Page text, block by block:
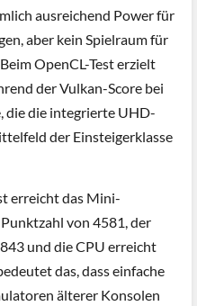
ausreichend Power für
aber kein Spielraum für
OpenCL-Test erzielt
der Vulkan-Score bei
die die integrierte UHD-
der Einsteigerklasse
erreicht das Mini-
von 4581, der
und die CPU erreicht
das, dass einfache
älterer Konsolen